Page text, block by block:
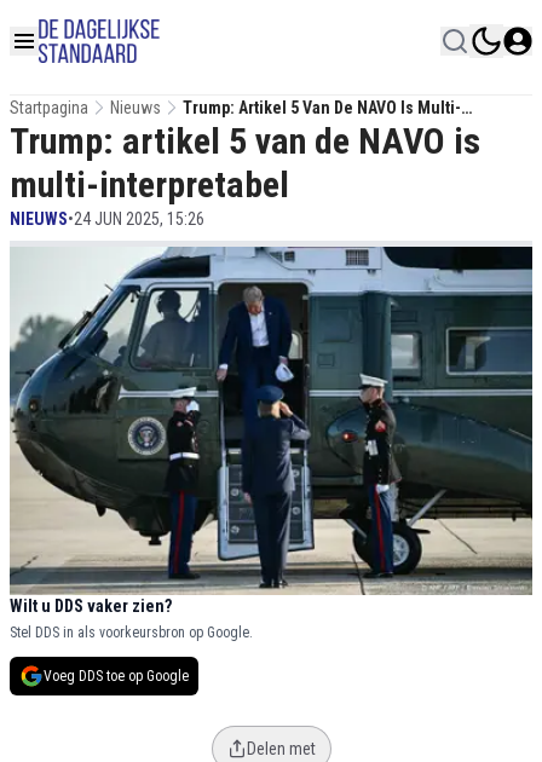
Startpagina Nieuws
Trump: Artikel 5 Van De NAVO Is Multi-
Interpretabel
Trump: artikel 5 van de NAVO is
multi-interpretabel
NIEUWS•24 JUN 2025, 15:26
Wilt u DDS vaker zien?
Stel DDS in als voorkeursbron op Google.
Voeg DDS toe op Google
Delen met